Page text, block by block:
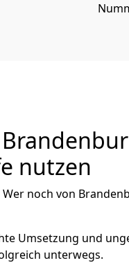
nutzen
noch von
Umsetzung und
unterwegs.